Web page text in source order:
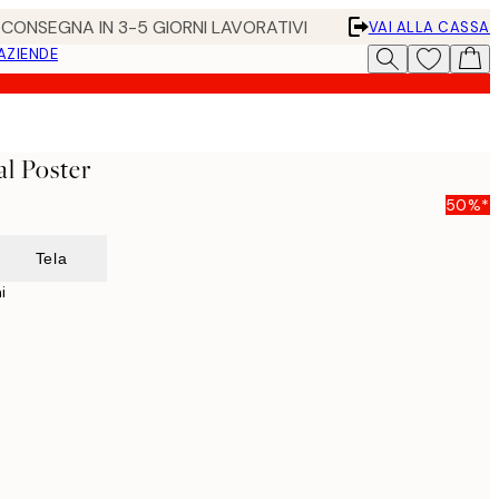
IN 3-5 GIORNI LAVORATIVI
VAI ALLA CASSA
Poster
50%*
Tela